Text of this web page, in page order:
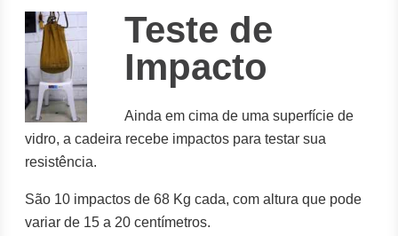
Teste de
Impacto
Ainda em cima de uma superfície de
vidro, a cadeira recebe impactos para testar sua
resistência.
São 10 impactos de 68 Kg cada, com altura que pode
variar de 15 a 20 centímetros.